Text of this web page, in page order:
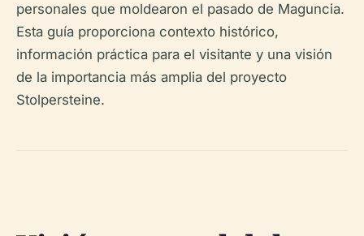
personales que moldearon el pasado de Maguncia.
Esta guía proporciona contexto histórico,
información práctica para el visitante y una visión
de la importancia más amplia del proyecto
Stolpersteine.